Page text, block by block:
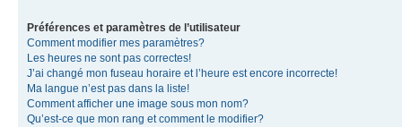
Préférences et paramètres de l’utilisateur
Comment modifier mes paramètres?
Les heures ne sont pas correctes!
J’ai changé mon fuseau horaire et l’heure est encore incorrecte!
Ma langue n’est pas dans la liste!
Comment afficher une image sous mon nom?
Qu’est-ce que mon rang et comment le modifier?